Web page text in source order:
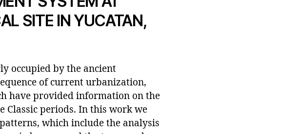
SITE IN YUCATAN,
occupied by the ancient
of current urbanization,
have provided information on the
Classic periods. In this work we
which include the analysis